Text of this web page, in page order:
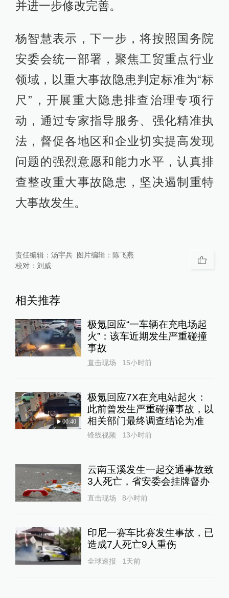
并进一步修改完善。
杨智慧表示，下一步，将按照国务院
安委会统一部署，聚焦工贸重点行业
领域，以重大事故隐患判定标准为“标
尺”，开展重大隐患排查治理专项行
动，通过专家指导服务、强化精准执
法，督促各地区和企业切实提高发现
问题的强烈意愿和能力水平，认真排
查整改重大事故隐患，坚决遏制重特
大事故发生。
责任编辑： 汤宇兵 图片编辑： 陈飞燕
校对： 刘威
相关推荐
极氪回应“一车辆在充电场起
火”：该车近期发生严重碰撞
事故
直击现场 15小时前
00:40
极氪回应7X在充电站起火：
此前曾发生严重碰撞事故，以
相关部门最终调查结论为准
锋线视频 13小时前
云南玉溪发生一起交通事故致
3人死亡，省安委会挂牌督办
直击现场 8小时前
印尼一赛车比赛发生事故，已
造成7人死亡9人重伤
全球速报 1天前